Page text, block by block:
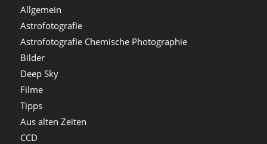
Allgemein
Astrofotografie
Astrofotografie Chemische Photographie
Bilder
Deep Sky
Filme
Tipps
Aus alten Zeiten
CCD